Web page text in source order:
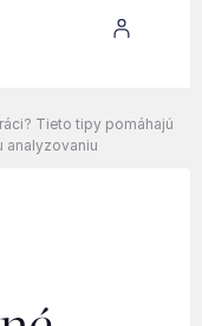
Tieto tipy pomáhajú
analyzovaniu